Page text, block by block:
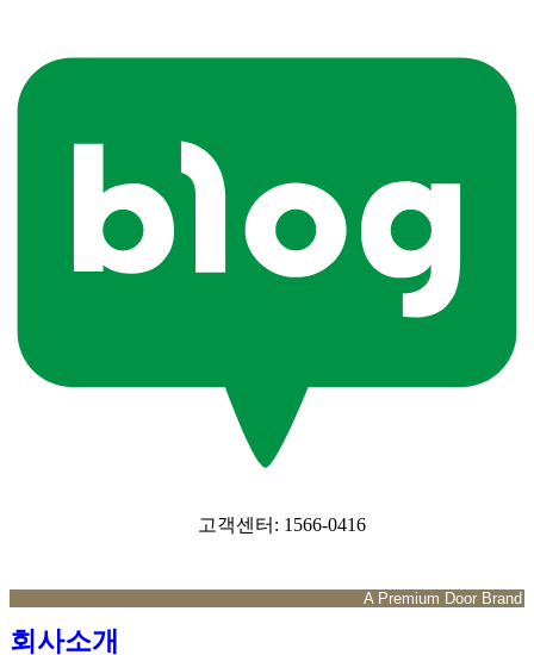
고객센터: 1566-0416
A Premium Door Brand
회사소개